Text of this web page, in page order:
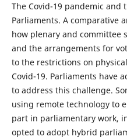
The Covid-19 pandemic
Parliaments. A comparative
how plenary and committee
and the arrangements for
to the restrictions on
Covid-19. Parliaments have
to address this challenge.
using remote technology to
part in parliamentary work,
opted to adopt hybrid